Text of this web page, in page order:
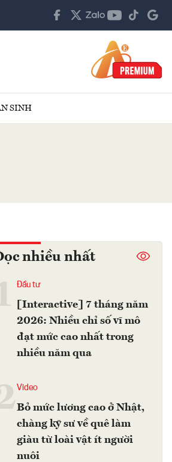
SINH
nhiều nhất
Đầu tư
[Interactive] 7 tháng năm
2026: Nhiều chỉ số vĩ mô
đạt mức cao nhất trong
nhiều năm qua
2Video
Bỏ mức lương cao ở Nhật,
chàng kỹ sư về quê làm
giàu từ loài vật ít người
nuôi